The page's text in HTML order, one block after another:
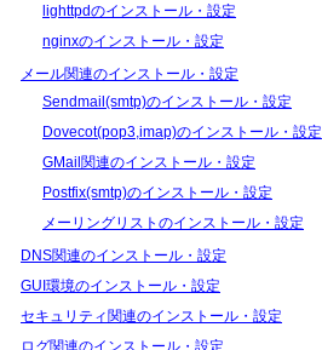
lighttpdのインストール・設定
nginxのインストール・設定
メール関連のインストール・設定
Sendmail(smtp)のインストール・設定
Dovecot(pop3,imap)のインストール・設定
GMail関連のインストール・設定
Postfix(smtp)のインストール・設定
メーリングリストのインストール・設定
DNS関連のインストール・設定
GUI環境のインストール・設定
セキュリティ関連のインストール・設定
ログ関連のインストール・設定